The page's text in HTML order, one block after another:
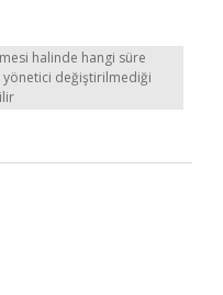
halinde hangi süre
değiştirilmediği